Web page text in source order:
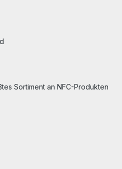
Sortiment an NFC-Produkten